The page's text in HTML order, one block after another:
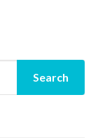
Search